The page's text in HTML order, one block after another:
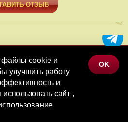
ОТЗЫВ
файлы cookie и
улучшить работу
и
сайт ,
OK